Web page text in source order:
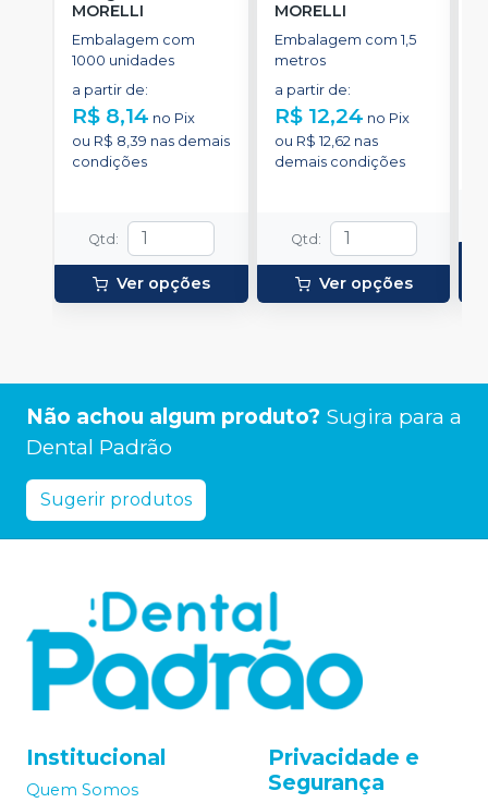
MORELLI
Embalagem com
1000 unidades
a partir de:
R$ 8,14 no Pix
ou R$ 8,39 nas demais
condições
Qtd:
Ver opções
MORELLI
Embalagem com 1,5
metros
a partir de:
R$ 12,24 no Pix
ou R$ 12,62 nas
demais condições
Qtd:
Ver opções
Não achou algum produto? Sugira para a
Dental Padrão
Sugerir produtos
Institucional
Quem Somos
Privacidade e
Segurança